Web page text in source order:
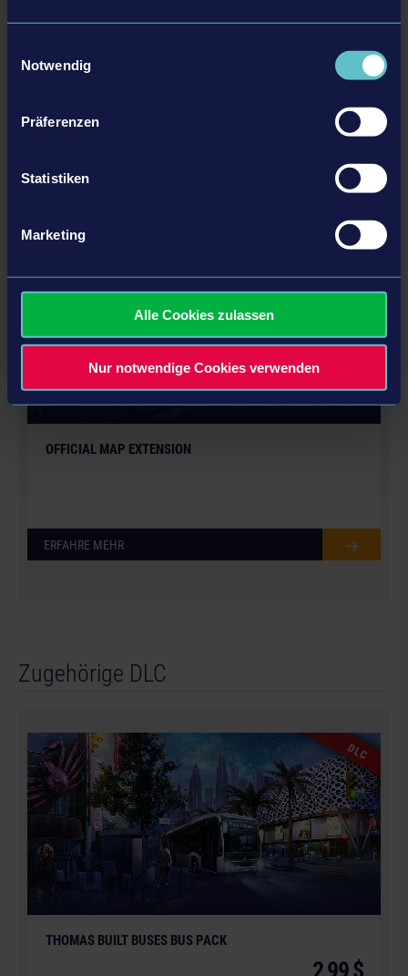
Notwendig
Präferenzen
Statistiken
Marketing
Alle Cookies zulassen
Nur notwendige Cookies verwenden
GOLD UPGRADE DLC
14,99 $
OFFICIAL MAP EXTENSION
ERFAHRE MEHR
Zugehörige DLC
DLC
THOMAS BUILT BUSES BUS PACK
2,99 $